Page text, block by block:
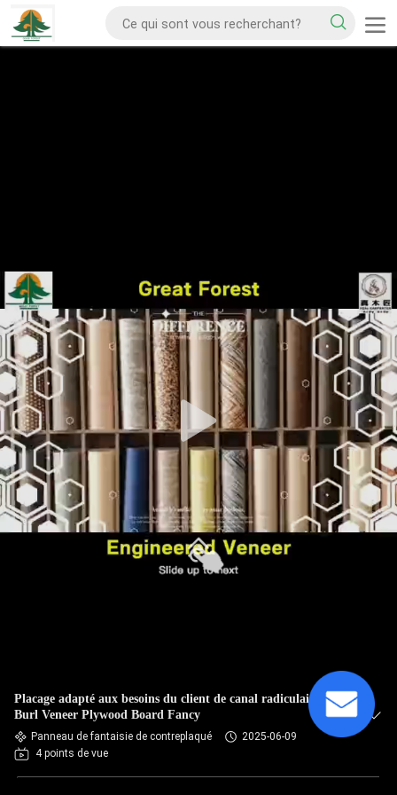
Placage adapté aux besoins du client de canal radiculaire de
Burl Veneer Plywood Board Fancy
Panneau de fantaisie de contreplaqué
2025-06-09
4 points de vue